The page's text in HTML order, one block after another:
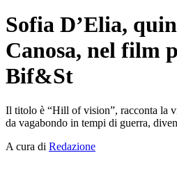
Sofia D’Elia,
Canosa, nel film
Bif&St
Il titolo è “Hill of vision”, racconta la
da vagabondo in tempi di guerra,
A cura di Redazione